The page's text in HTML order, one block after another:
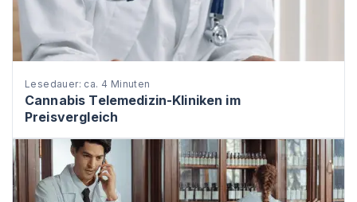
Lesedauer: ca. 4 Minuten
Cannabis Telemedizin-Kliniken im
Preisvergleich